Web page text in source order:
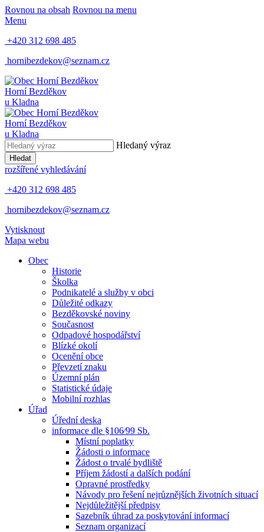
Rovnou na obsah Rovnou na menu
Menu
+420 312 698 485
hornibezdekov@seznam.cz
Horní Bezděkov
u Kladna
Horní Bezděkov
u Kladna
Hledaný výraz
Hledat
rozšířené vyhledávání
+420 312 698 485
hornibezdekov@seznam.cz
Vytisknout
Mapa webu
Obec
Historie
Školka
Podnikatelé a služby v obci
Důležité odkazy
Bezděkovské noviny
Současnost
Odpadové hospodářství
Blízké okolí
Ocenění obce
Převzetí znaku
Územní plán
Statistické údaje
Mobilní rozhlas
Úřad
Úřední deska
informace dle §106⁄99 Sb.
Místní poplatky
Žádosti o informace
Žádost o trvalé bydliště
Příjem žádostí a dalších podání
Opravné prostředky
Návody pro řešení nejrůznějších životních situací
Nejdůležitější předpisy
Sazebník úhrad za poskytování informací
Seznam organizací